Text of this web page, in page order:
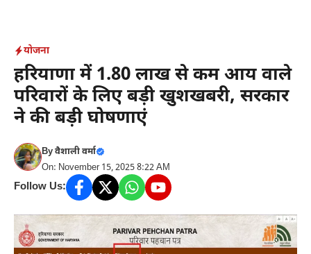
content
योजना
हरियाणा में 1.80 लाख से कम आय वाले
परिवारों के लिए बड़ी खुशखबरी, सरकार
ने की बड़ी घोषणाएं
Byवैशाली वर्मा
On: November 15, 2025 8:22 AM
Follow Us: